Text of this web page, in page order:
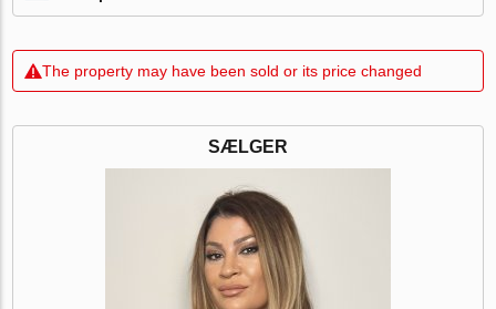
The property may have been sold or its price changed
SÆLGER